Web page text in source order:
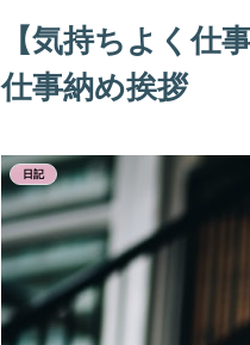
【気持ちよく仕
仕事納め挨拶
日記